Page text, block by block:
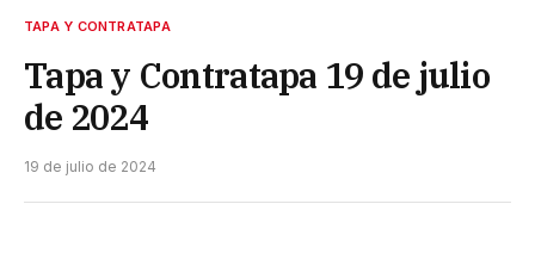
TAPA Y CONTRATAPA
Tapa y Contratapa 19 de julio
de 2024
19 de julio de 2024